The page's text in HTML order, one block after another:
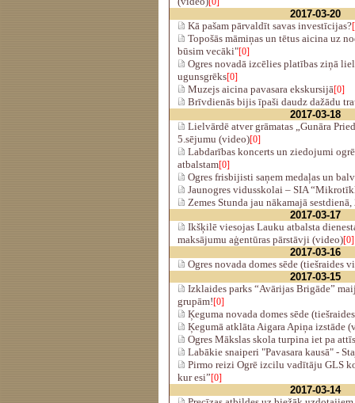
2017-03-20
Kā pašam pārvaldīt savas investīcijas?
Topošās māmiņas un tētus aicina uz
būsim vecāki"[0]
Ogres novadā izcēlies platības ziņā
ugunsgrēks[0]
Muzejs aicina pavasara ekskursijā[0]
Brīvdienās bijis īpaši daudz dažādu
2017-03-18
Lielvārdē atver grāmatas „Gunāra
5.sējumu (video)[0]
Labdarības koncerts un ziedojumi
atbalstam[0]
Ogres frisbijisti saņem medaļas un
Jaunogres vidusskolai – SIA
Zemes Stunda jau nākamajā sestdienā,
2017-03-17
Ikšķilē viesojas Lauku atbalsta
maksājumu aģentūras pārstāvji (video)[0]
2017-03-16
Ogres novada domes sēde (tiešraides
2017-03-15
Izklaides parks “Avārijas Brigāde”
grupām![0]
Ķeguma novada domes sēde
Ķegumā atklāta Aigara Apiņa izstāde
Ogres Mākslas skola turpina iet pa
Labākie snaiperi "Pavasara kausā" -
Pirmo reizi Ogrē izcilu vadītāju GLS
kur esi”[0]
2017-03-14